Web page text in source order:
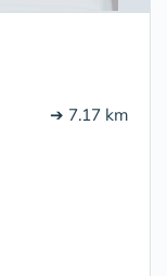
➔ 7.17 km